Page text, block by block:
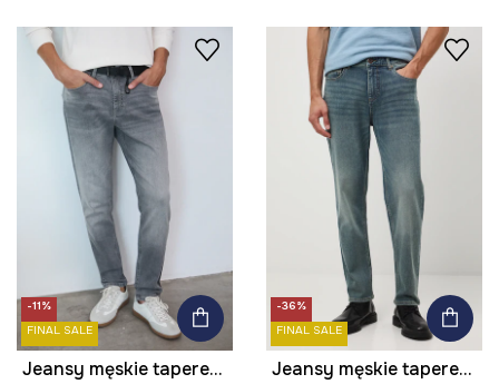
-11%
FINAL SALE
Jeansy męskie tapered z efektem sprania
-36%
FINAL SALE
Jeansy męskie tapered z efektem sprania